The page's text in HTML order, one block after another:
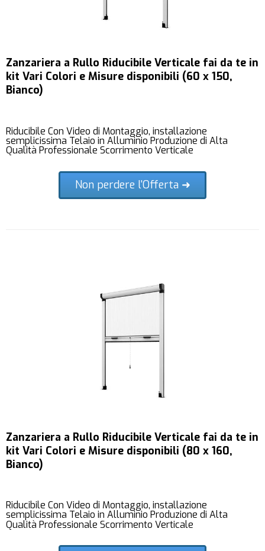
Zanzariera a Rullo Riducibile Verticale fai da te in
kit Vari Colori e Misure disponibili (60 x 150,
Bianco)
Riducibile Con Video di Montaggio, installazione
semplicissima Telaio in Alluminio Produzione di Alta
Qualità Professionale Scorrimento Verticale
Non perdere l'Offerta ➜
Zanzariera a Rullo Riducibile Verticale fai da te in
kit Vari Colori e Misure disponibili (80 x 160,
Bianco)
Riducibile Con Video di Montaggio, installazione
semplicissima Telaio in Alluminio Produzione di Alta
Qualità Professionale Scorrimento Verticale